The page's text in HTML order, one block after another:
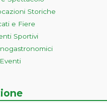
Storiche
e Fiere
Sportivi